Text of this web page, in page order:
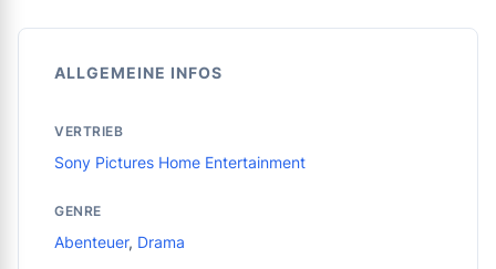
ALLGEMEINE INFOS
VERTRIEB
Sony Pictures Home Entertainment
GENRE
Abenteuer, Drama